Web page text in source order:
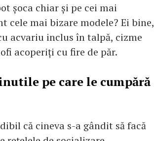
șoca chiar și pe cei mai
cele mai bizare modele? Ei bine,
acvariu inclus în talpă, cizme
acoperiți cu fire de păr.
pe care le cumpără
că cineva s-a gândit să facă